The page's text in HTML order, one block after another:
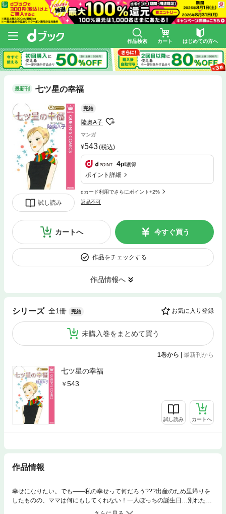
作品検索 カート はじめての方へ
最新刊 七ツ星の幸福
試し読み
完結
陸奥A子
マンガ
543(税込)
4pt獲得
ポイント詳細
dカード利用でさらにポイント+2%
返品不可
カートへ 今すぐ買う
作品をチェックする
作品情報へ
シリーズ 全1冊 完結 お気に入り登録
未購入巻をまとめて買う
1巻から 最新刊から
七ツ星の幸福
543
試し読み カートへ
作品情報
幸せになりたい。でも――私の幸せって何だろう???出産のため里帰りを
したものの、ママは何にもしてくれない！一人ぼっちの誕生日…別れた彼
氏に電話したい。周りはいろいろ言うけれど、独身主義ってまちがって